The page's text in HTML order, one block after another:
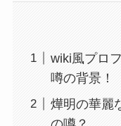
wiki風プロ
噂の背景！
燁明の華麗